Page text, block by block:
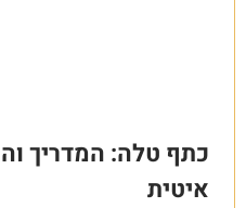
כתף טלה: המדריך
איטית